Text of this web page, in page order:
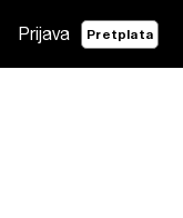
Prijava Pretplata